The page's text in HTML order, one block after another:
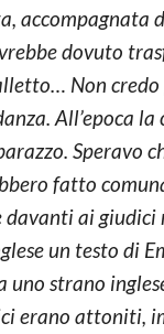
accompagnata
dovuto
Non credo
All’epoca la
Speravo
fatto
davanti ai giudici
un testo di
uno strano
erano attoniti,